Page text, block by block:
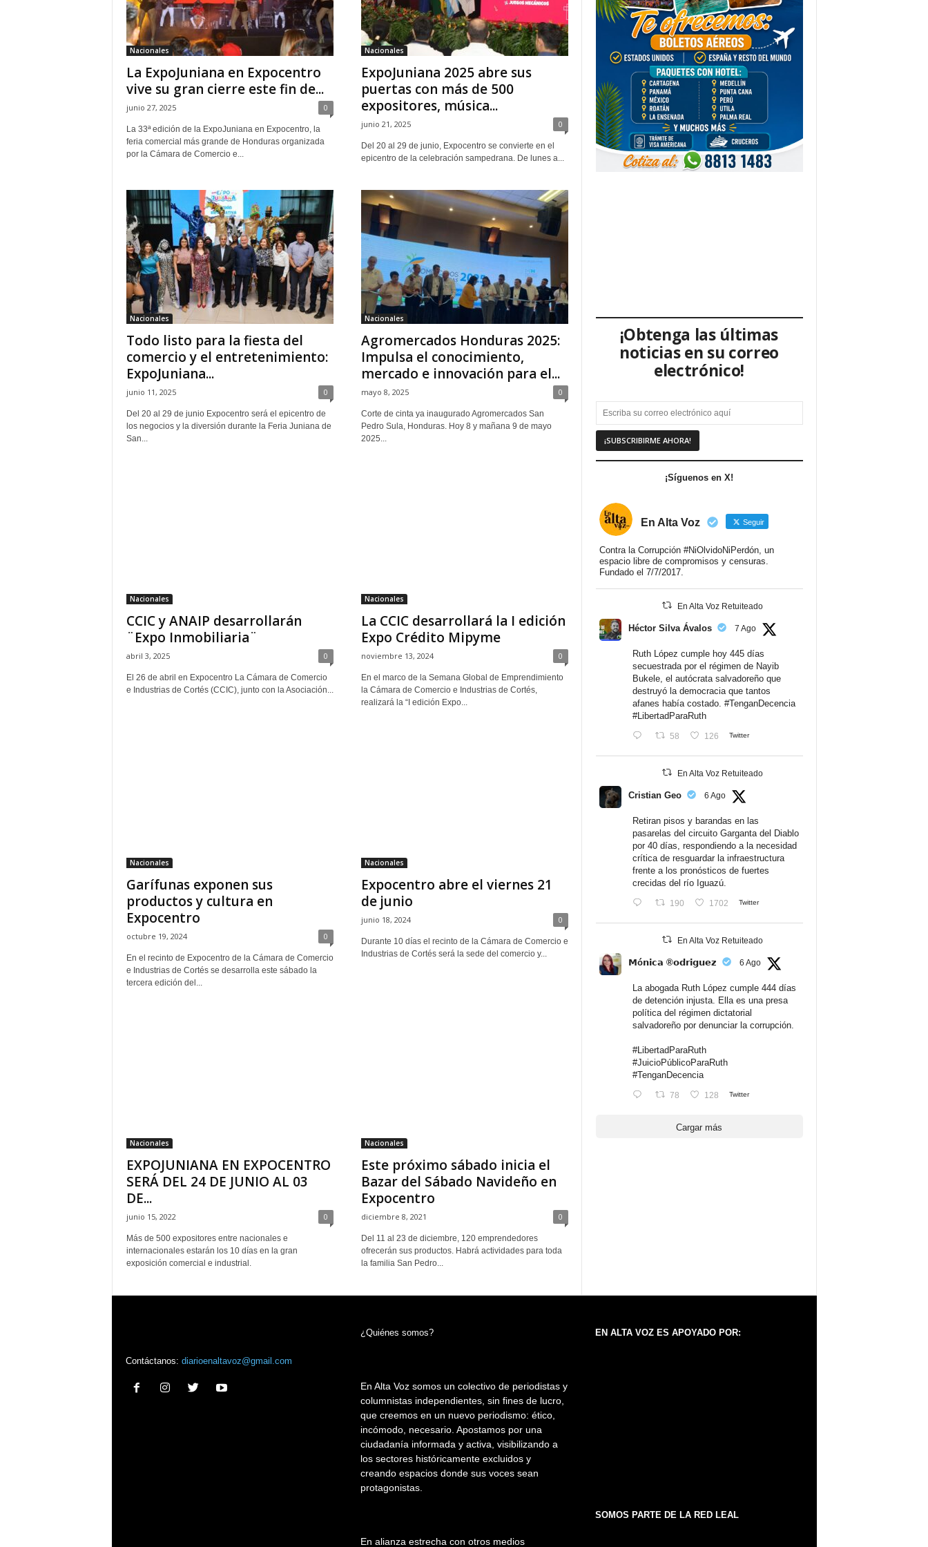
Nacionales
La ExpoJuniana en Expocentro
vive su gran cierre este fin de...
junio 27, 2025 0
La 33ª edición de la ExpoJuniana en Expocentro, la
feria comercial más grande de Honduras organizada
por la Cámara de Comercio e...
Nacionales
ExpoJuniana 2025 abre sus
puertas con más de 500
expositores, música...
junio 21, 2025 0
Del 20 al 29 de junio, Expocentro se convierte en el
epicentro de la celebración sampedrana. De lunes a...
Nacionales
Todo listo para la fiesta del
comercio y el entretenimiento:
ExpoJuniana...
junio 11, 2025 0
Del 20 al 29 de junio Expocentro será el epicentro de
los negocios y la diversión durante la Feria Juniana de
San...
Nacionales
Agromercados Honduras 2025:
Impulsa el conocimiento,
mercado e innovación para el...
mayo 8, 2025 0
Corte de cinta ya inaugurado Agromercados San
Pedro Sula, Honduras. Hoy 8 y mañana 9 de mayo
2025...
Nacionales
CCIC y ANAIP desarrollarán
¨Expo Inmobiliaria¨
abril 3, 2025 0
El 26 de abril en Expocentro La Cámara de Comercio
e Industrias de Cortés (CCIC), junto con la Asociación...
Nacionales
La CCIC desarrollará la I edición
Expo Crédito Mipyme
noviembre 13, 2024 0
En el marco de la Semana Global de Emprendimiento
la Cámara de Comercio e Industrias de Cortés,
realizará la “I edición Expo...
Nacionales
Garífunas exponen sus
productos y cultura en
Expocentro
octubre 19, 2024 0
En el recinto de Expocentro de la Cámara de Comercio
e Industrias de Cortés se desarrolla este sábado la
tercera edición del...
Nacionales
Expocentro abre el viernes 21
de junio
junio 18, 2024 0
Durante 10 días el recinto de la Cámara de Comercio e
Industrias de Cortés será la sede del comercio y...
Nacionales
EXPOJUNIANA EN EXPOCENTRO
SERÁ DEL 24 DE JUNIO AL 03
DE...
junio 15, 2022 0
Más de 500 expositores entre nacionales e
internacionales estarán los 10 días en la gran
exposición comercial e industrial.
Nacionales
Este próximo sábado inicia el
Bazar del Sábado Navideño en
Expocentro
diciembre 8, 2021 0
Del 11 al 23 de diciembre, 120 emprendedores
ofrecerán sus productos. Habrá actividades para toda
la familia San Pedro...
¡Obtenga las últimas
noticias en su correo
electrónico!
¡Síguenos en X!
En Alta Voz Seguir
Contra la Corrupción #NiOlvidoNiPerdón, un
espacio libre de compromisos y censuras.
Fundado el 7/7/2017.
En Alta Voz Retuiteado
Héctor Silva Ávalos 7 Ago
Ruth López cumple hoy 445 días
secuestrada por el régimen de Nayib
Bukele, el autócrata salvadoreño que
destruyó la democracia que tantos
afanes había costado. #TenganDecencia
#LibertadParaRuth
58 126 Twitter
En Alta Voz Retuiteado
Cristian Geo 6 Ago
Retiran pisos y barandas en las
pasarelas del circuito Garganta del Diablo
por 40 días, respondiendo a la necesidad
crítica de resguardar la infraestructura
frente a los pronósticos de fuertes
crecidas del río Iguazú.
190 1702 Twitter
En Alta Voz Retuiteado
𝗠ó𝗻𝗶𝗰𝗮 ®𝗼𝗱𝗿𝗶𝗴𝘂𝗲𝘇 6 Ago
La abogada Ruth López cumple 444 días
de detención injusta. Ella es una presa
política del régimen dictatorial
salvadoreño por denunciar la corrupción.
#LibertadParaRuth
#JuicioPúblicoParaRuth
#TenganDecencia
78 128 Twitter
Cargar más
Contáctanos: diarioenaltavoz@gmail.com
¿Quiénes somos?
En Alta Voz somos un colectivo de periodistas y
columnistas independientes, sin fines de lucro,
que creemos en un nuevo periodismo: ético,
incómodo, necesario. Apostamos por una
ciudadanía informada y activa, visibilizando a
los sectores históricamente excluidos y
creando espacios donde sus voces sean
protagonistas.
En alianza estrecha con otros medios
EN ALTA VOZ ES APOYADO POR:
SOMOS PARTE DE LA RED LEAL